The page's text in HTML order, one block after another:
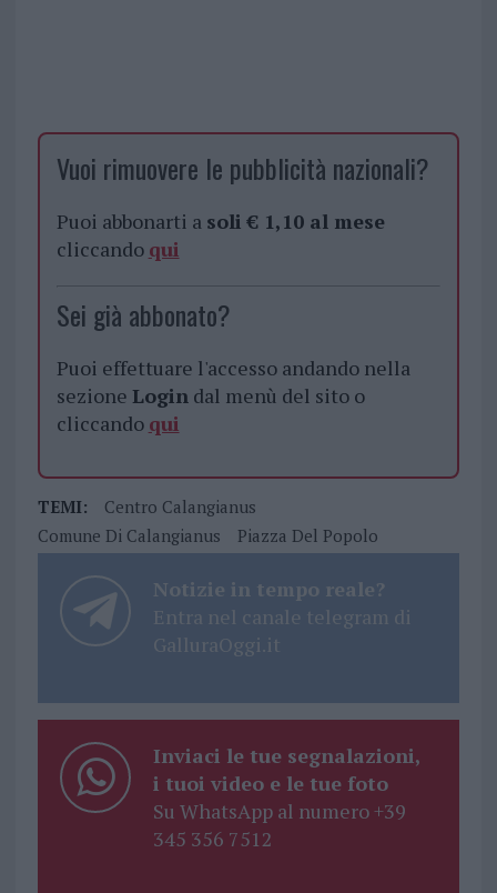
Vuoi rimuovere le pubblicità nazionali?
Puoi abbonarti a soli € 1,10 al mese
cliccando qui
Sei già abbonato?
Puoi effettuare l'accesso andando nella
sezione Logindal menù del sito o
cliccando qui
TEMI:
Centro Calangianus
Comune Di Calangianus
Piazza Del Popolo
Notizie in tempo reale?
Entra nel canale telegram di
GalluraOggi.it
Inviaci le tue segnalazioni,
i tuoi video e le tue foto
Su WhatsApp al numero +39
345 356 7512